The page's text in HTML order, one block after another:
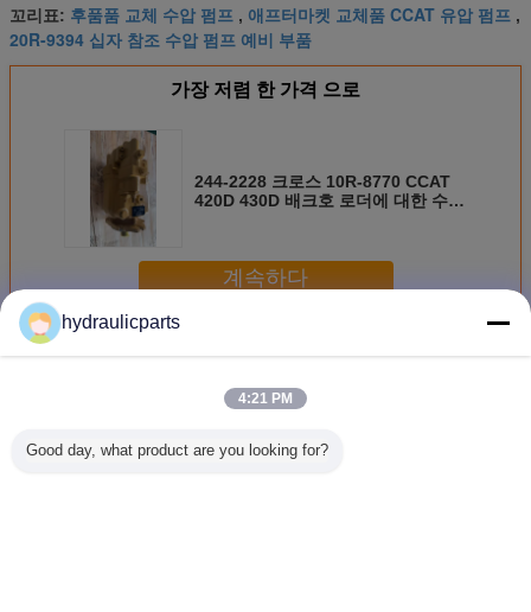
꼬리표: 후품품 교체 수압 펌프 , 애프터마켓 교체품 CCAT 유압 펌프 ,
20R-9394 십자 참조 수압 펌프 예비 부품
가장 저렴 한 가격 으로
244-2228 크로스 10R-8770 CCAT
420D 430D 배크호 로더에 대한 수압
계속하다
더 많은 것
hydraulicparts
4:21 PM
Good day, what product are you looking for?